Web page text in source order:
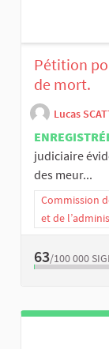
Pétition
de mort.
Lucas
judiciaire
des meur...
Commission
et de
63/100 000